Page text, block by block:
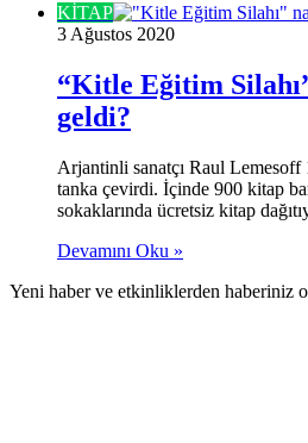
KİTAP
3 Ağustos 2020
“Kitle Eğitim
geldi?
Arjantinli sanatçı Raul Lemesoff
tanka çevirdi. İçinde 900 kitap
sokaklarında ücretsiz kitap
Devamını Oku »
Yeni haber ve etkinliklerden haberiniz